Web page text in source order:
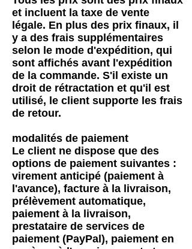
et incluent la taxe de vente
légale. En plus des prix finaux, il
y a des frais supplémentaires
selon le mode d'expédition, qui
sont affichés avant l'expédition
de la commande. S'il existe un
droit de rétractation et qu'il est
utilisé, le client supporte les frais
de retour.
modalités de paiement
Le client ne dispose que des
options de paiement suivantes :
virement anticipé (paiement à
l'avance), facture à la livraison,
prélèvement automatique,
paiement à la livraison,
prestataire de services de
paiement (PayPal), paiement en